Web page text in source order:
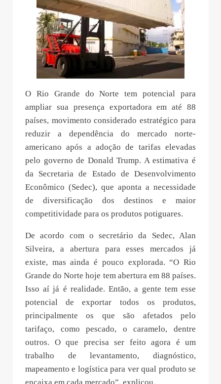
O Rio Grande do Norte tem potencial para
ampliar sua presença exportadora em até 88
países, movimento considerado estratégico para
reduzir a dependência do mercado norte-
americano após a adoção de tarifas elevadas
pelo governo de Donald Trump. A estimativa é
da Secretaria de Estado de Desenvolvimento
Econômico (Sedec), que aponta a necessidade
de diversificação dos destinos e maior
competitividade para os produtos potiguares.
De acordo com o secretário da Sedec, Alan
Silveira, a abertura para esses mercados já
existe, mas ainda é pouco explorada. “O Rio
Grande do Norte hoje tem abertura em 88 países.
Isso aí já é realidade. Então, a gente tem esse
potencial de exportar todos os produtos,
principalmente os que são afetados pelo
tarifaço, como pescado, o caramelo, dentre
outros. O que precisa ser feito agora é um
trabalho de levantamento, diagnóstico,
mapeamento e logística para ver qual produto se